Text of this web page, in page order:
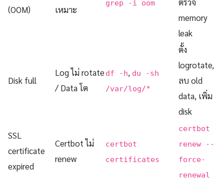
(OOM)
เหมาะ
grep -i oom
memory
leak
Disk full
Log ไม่ rotate
/ Data โต
df -h, du -sh
/var/log/*
ตั้ง
logrotate,
ลบ old
data, เพิ่ม
disk
SSL
certificate
expired
Certbot ไม่
renew
certbot
certificates
certbot
renew --
force-
renewal